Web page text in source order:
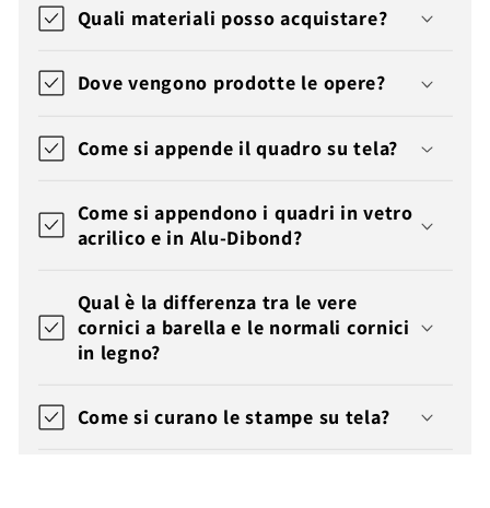
Quali materiali posso acquistare?
Dove vengono prodotte le opere?
Come si appende il quadro su tela?
Come si appendono i quadri in vetro
acrilico e in Alu-Dibond?
Qual è la differenza tra le vere
cornici a barella e le normali cornici
in legno?
Come si curano le stampe su tela?